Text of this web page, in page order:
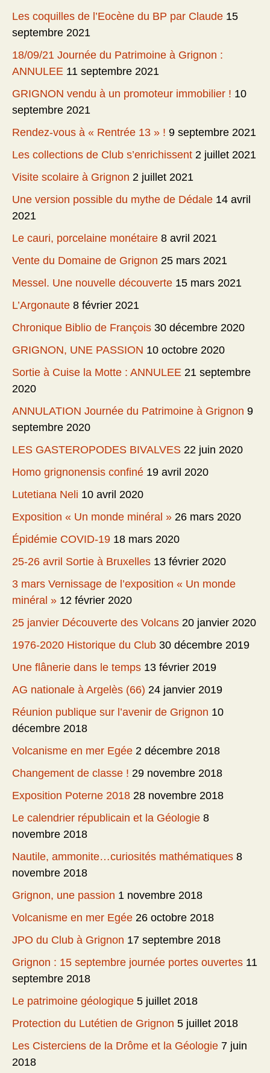
Les coquilles de l’Eocène du BP par Claude 15
septembre 2021
18/09/21 Journée du Patrimoine à Grignon :
ANNULEE 11 septembre 2021
GRIGNON vendu à un promoteur immobilier ! 10
septembre 2021
Rendez-vous à « Rentrée 13 » ! 9 septembre 2021
Les collections de Club s’enrichissent 2 juillet 2021
Visite scolaire à Grignon 2 juillet 2021
Une version possible du mythe de Dédale 14 avril
2021
Le cauri, porcelaine monétaire 8 avril 2021
Vente du Domaine de Grignon 25 mars 2021
Messel. Une nouvelle découverte 15 mars 2021
L’Argonaute 8 février 2021
Chronique Biblio de François 30 décembre 2020
GRIGNON, UNE PASSION 10 octobre 2020
Sortie à Cuise la Motte : ANNULEE 21 septembre
2020
ANNULATION Journée du Patrimoine à Grignon 9
septembre 2020
LES GASTEROPODES BIVALVES 22 juin 2020
Homo grignonensis confiné 19 avril 2020
Lutetiana Neli 10 avril 2020
Exposition « Un monde minéral » 26 mars 2020
Épidémie COVID-19 18 mars 2020
25-26 avril Sortie à Bruxelles 13 février 2020
3 mars Vernissage de l’exposition « Un monde
minéral » 12 février 2020
25 janvier Découverte des Volcans 20 janvier 2020
1976-2020 Historique du Club 30 décembre 2019
Une flânerie dans le temps 13 février 2019
AG nationale à Argelès (66) 24 janvier 2019
Réunion publique sur l’avenir de Grignon 10
décembre 2018
Volcanisme en mer Egée 2 décembre 2018
Changement de classe ! 29 novembre 2018
Exposition Poterne 2018 28 novembre 2018
Le calendrier républicain et la Géologie 8
novembre 2018
Nautile, ammonite…curiosités mathématiques 8
novembre 2018
Grignon, une passion 1 novembre 2018
Volcanisme en mer Egée 26 octobre 2018
JPO du Club à Grignon 17 septembre 2018
Grignon : 15 septembre journée portes ouvertes 11
septembre 2018
Le patrimoine géologique 5 juillet 2018
Protection du Lutétien de Grignon 5 juillet 2018
Les Cisterciens de la Drôme et la Géologie 7 juin
2018